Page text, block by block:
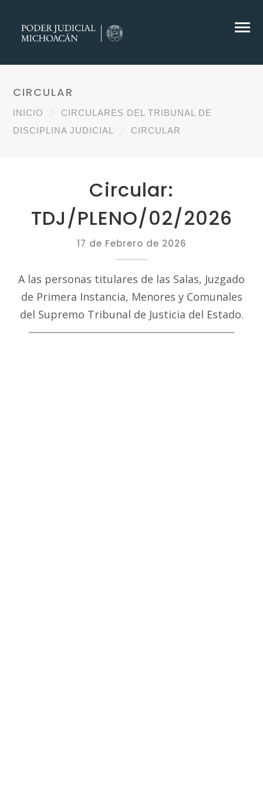
CIRCULAR
INICIO
CIRCULARES DEL TRIBUNAL DE
DISCIPLINA JUDICIAL
CIRCULAR
Circular:
TDJ/PLENO/02/2026
17 de Febrero de 2026
A las personas titulares de las Salas, Juzgado
de Primera Instancia, Menores y Comunales
del Supremo Tribunal de Justicia del Estado.